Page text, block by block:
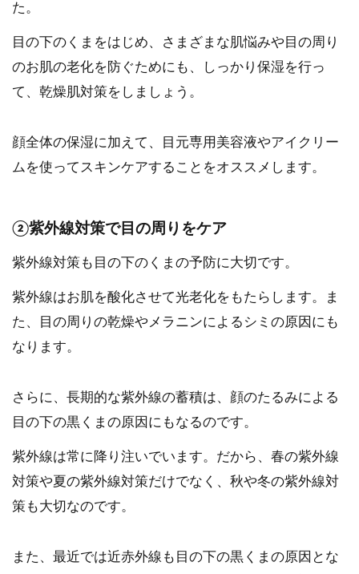
た。
目の下のくまをはじめ、さまざまな肌悩みや目の周り
のお肌の老化を防ぐためにも、しっかり保湿を行っ
て、乾燥肌対策をしましょう。
顔全体の保湿に加えて、目元専用美容液やアイクリー
ムを使ってスキンケアすることをオススメします。
②紫外線対策で目の周りをケア
紫外線対策も目の下のくまの予防に大切です。
紫外線はお肌を酸化させて光老化をもたらします。ま
た、目の周りの乾燥やメラニンによるシミの原因にも
なります。
さらに、長期的な紫外線の蓄積は、顔のたるみによる
目の下の黒くまの原因にもなるのです。
紫外線は常に降り注いでいます。だから、春の紫外線
対策や夏の紫外線対策だけでなく、秋や冬の紫外線対
策も大切なのです。
また、最近では近赤外線も目の下の黒くまの原因とな